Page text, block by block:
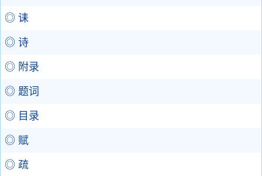
◎ 诔
◎ 诗
◎ 附录
◎ 题词
◎ 目录
◎ 赋
◎ 疏